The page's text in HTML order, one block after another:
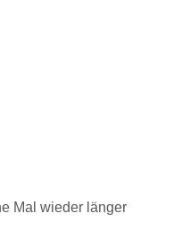
Mal wieder länger